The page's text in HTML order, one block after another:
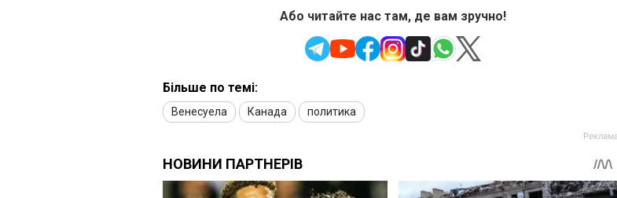
Або читайте нас там, де вам зручно!
Більше по темі:
Венесуела Канада политика